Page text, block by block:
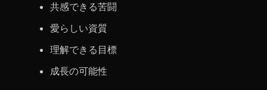
共感できる苦闘
愛らしい資質
理解できる目標
成長の可能性